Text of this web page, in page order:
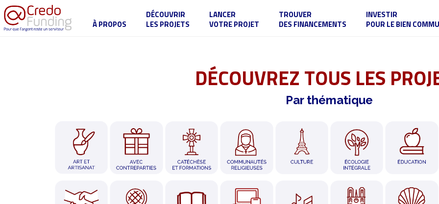
À PROPOS
DÉCOUVRIR
LES PROJETS
LANCER
VOTRE PROJET
TROUVER
DES FINANCEMENTS
INVESTIR
POUR LE BIEN
DÉCOUVREZ TOUS LES
Par thématique